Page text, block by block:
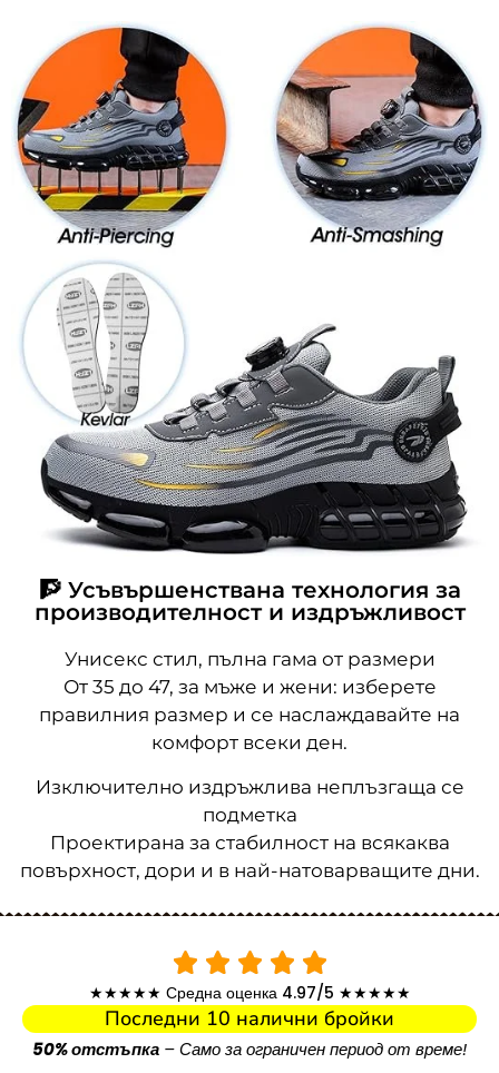
🧗 Усъвършенствана технология за
производителност и издръжливост
Унисекс стил, пълна гама от размери
От 35 до 47, за мъже и жени: изберете
правилния размер и се наслаждавайте на
комфорт всеки ден.
Изключително издръжлива неплъзгаща се
подметка
Проектирана за стабилност на всякаква
повърхност, дори и в най-натоварващите дни.
★★★★★ Средна оценка 4.97/5 ★★★★★
Последни 10 налични бройки
50% отстъпка – Само за ограничен период от време!